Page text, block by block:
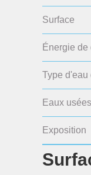
Surface
Énergie de
Type d'eau
Eaux usées
Exposition